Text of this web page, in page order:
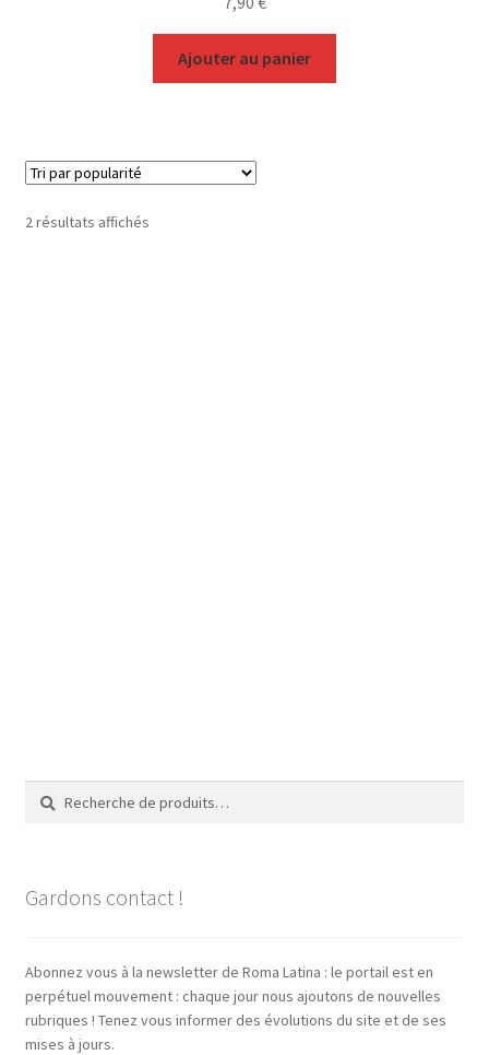
Ajouter au panier
2 résultats affichésTrié
Recherche
pour :
Recherche
Gardons contact !
Abonnez vous à la newsletter de Roma Latina : le portail est en
perpétuel mouvement : chaque jour nous ajoutons de nouvelles
rubriques ! Tenez vous informer des évolutions du site et de ses
mises à jours.